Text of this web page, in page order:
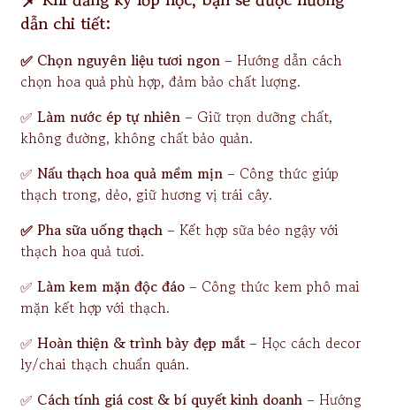
dẫn chi tiết:
✅ Chọn nguyên liệu tươi ngon – Hướng dẫn cách
chọn hoa quả phù hợp, đảm bảo chất lượng.
✅ Làm nước ép tự nhiên – Giữ trọn dưỡng chất,
không đường, không chất bảo quản.
✅ Nấu thạch hoa quả mềm mịn – Công thức giúp
thạch trong, dẻo, giữ hương vị trái cây.
✅ Pha sữa uống thạch – Kết hợp sữa béo ngậy với
thạch hoa quả tươi.
✅ Làm kem mặn độc đáo – Công thức kem phô mai
mặn kết hợp với thạch.
✅ Hoàn thiện & trình bày đẹp mắt– Học cách decor
ly/chai thạch chuẩn quán.
✅ Cách tính giá cost & bí quyết kinh doanh – Hướng